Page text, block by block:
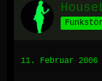
11. Februar 2006